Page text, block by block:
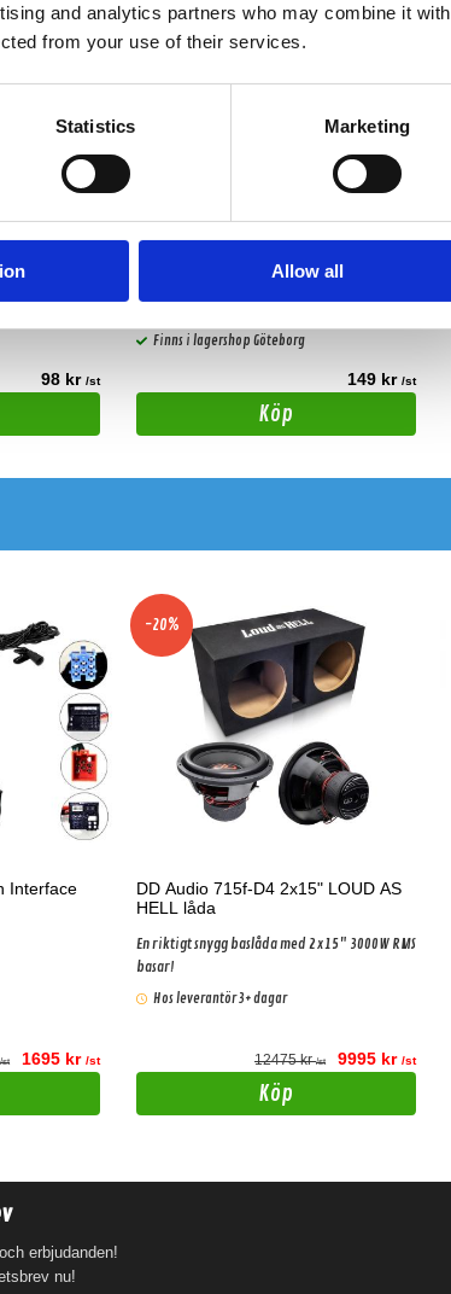
and analytics partners who may combine it with
from your use of their services.
Statistics Marketing
Allow all
kontakt.
98 kr /st
Mercedes iso-quadlock
Finns i lagershop Göteborg
149 kr /st
Köp
Interface
/st 1695 kr /st
-20%
DD Audio 715f-D4 2x15" LOUD AS
HELL låda
En riktigt snygg baslåda med 2x15" 3000W RMS
basar!
Hos leverantör 3+ dagar
12475 kr/st 9995 kr /st
Köp
erbjudanden!
nu!